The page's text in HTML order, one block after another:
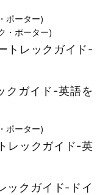
ポーター)
・ポーター)
トレックガイド-
クガイド-英語を
ポーター)
レックガイド-英
ックガイド-ドイ